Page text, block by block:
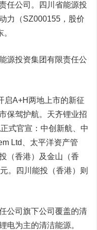
任公司。四川省能源投
力
（SZ000155，股价
投资集团有限责任公
A+H两地上市的新征
保驾护航。天齐锂业招
式官宣：中创新航、 中
Ltd、 太平洋资产管
（香港）及金山（香
。四川能投（香港）则
司旗下公司覆盖的清
电为主的清洁能源。